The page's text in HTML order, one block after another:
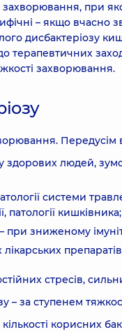
при
– якщо вчасно
дисбактеріозу
терапевтичних
захворювання.
здорових людей,
системи
патології кишківника;
зниженому
препаратів
стресів,
– за ступенем
корисних